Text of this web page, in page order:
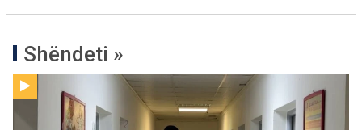
Shëndeti »